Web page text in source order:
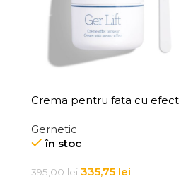
Crema pentru fata cu efect
Tensor Effect
Gernetic
în stoc
395,00lei 335,75 lei